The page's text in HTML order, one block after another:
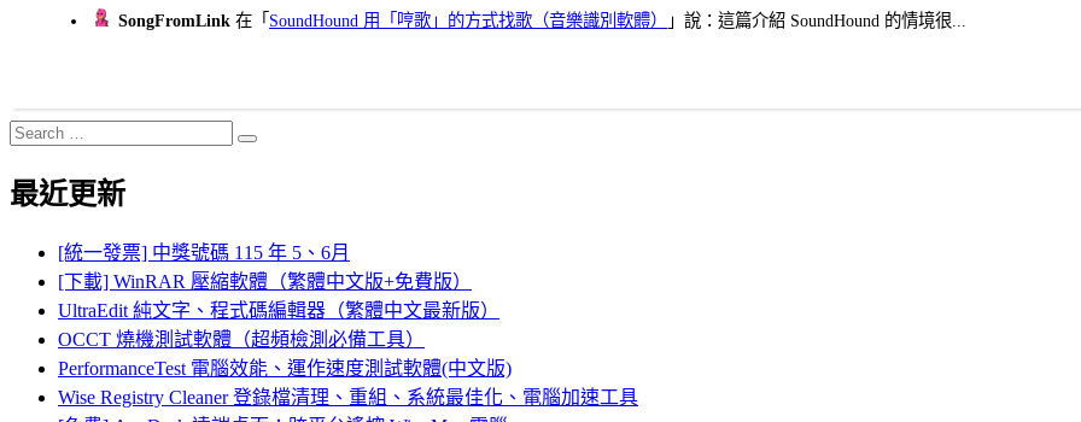
SongFromLink 在「 SoundHound 用「哼歌」的方式找歌（音樂識別軟體） 」說：這篇介紹 SoundHound 的情境很...
Search
for:
Search
最近更新
[統一發票] 中獎號碼 115 年 5、6月
[下載] WinRAR 壓縮軟體（繁體中文版+免費版）
UltraEdit 純文字、程式碼編輯器（繁體中文最新版）
OCCT 燒機測試軟體（超頻檢測必備工具）
PerformanceTest 電腦效能、運作速度測試軟體(中文版)
Wise Registry Cleaner 登錄檔清理、重組、系統最佳化、電腦加速工具